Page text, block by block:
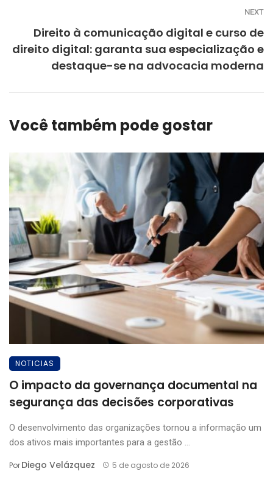
NEXT
Direito à comunicação digital e curso de
direito digital: garanta sua especialização e
destaque-se na advocacia moderna
Você também pode gostar
NOTICIAS
O impacto da governança documental na
segurança das decisões corporativas
O desenvolvimento das organizações tornou a informação um
dos ativos mais importantes para a gestão ...
PorDiego Velázquez 5 de agosto de 2026